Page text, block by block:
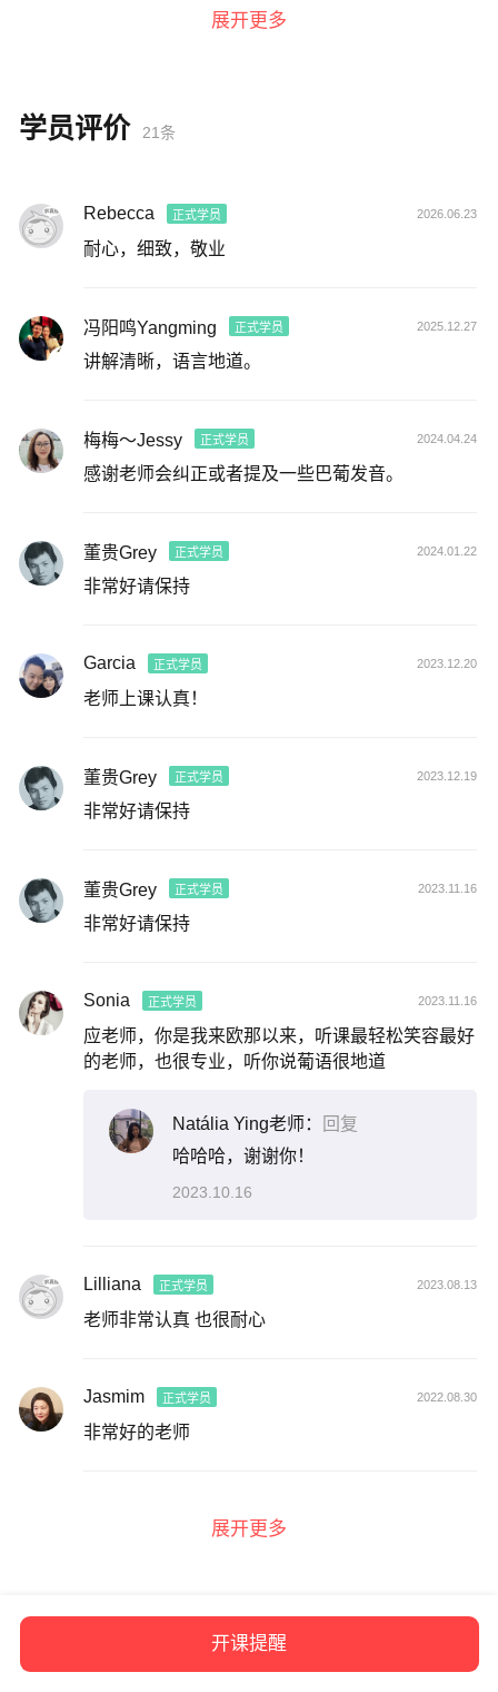
展开更多
学员评价 21条
Rebecca 正式学员 2026.06.23
耐心，细致，敬业
冯阳鸣Yangming 正式学员 2025.12.27
讲解清晰，语言地道。
梅梅～Jessy 正式学员 2024.04.24
感谢老师会纠正或者提及一些巴葡发音。
董贵Grey 正式学员 2024.01.22
非常好请保持
Garcia 正式学员 2023.12.20
老师上课认真！
董贵Grey 正式学员 2023.12.19
非常好请保持
董贵Grey 正式学员 2023.11.16
非常好请保持
Sonia 正式学员 2023.11.16
应老师，你是我来欧那以来，听课最轻松笑容最好
的老师，也很专业，听你说葡语很地道
Natália Ying老师：
回复
哈哈哈，谢谢你！
2023.10.16
Lilliana 正式学员 2023.08.13
老师非常认真 也很耐心
Jasmim 正式学员 2022.08.30
非常好的老师
展开更多
开课提醒